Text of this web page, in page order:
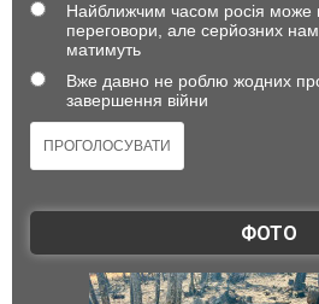
Найближчим часом росія може
переговори, але серйозних
матимуть
Вже давно не роблю жодних
завершення війни
ФОТО